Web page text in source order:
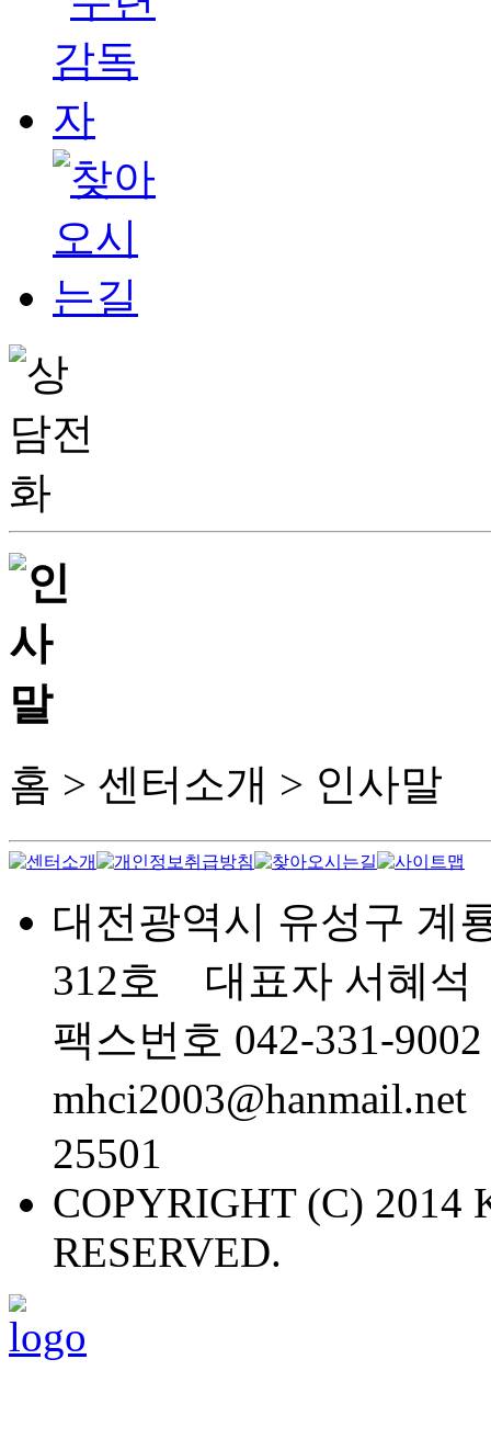
홈 > 센터소개 > 인사말
대전광역시 유성구 계
312호 대표자 서혜
팩스번호 042-331-
25501
COPYRIGHT (C) 2014
RESERVED.